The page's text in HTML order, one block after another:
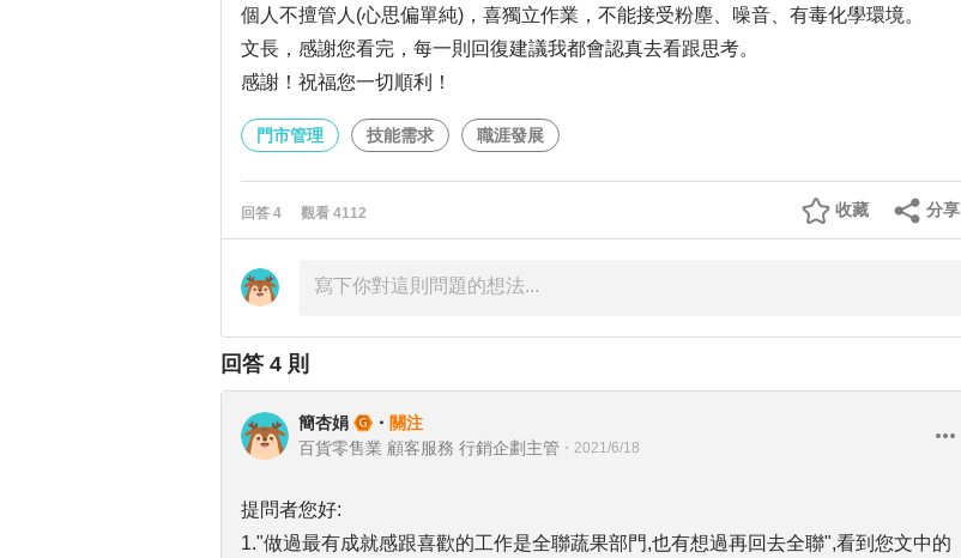
個人不擅管人(心思偏單純)，喜獨立作業，不能接受粉塵、噪音、有毒化學環境。
文長，感謝您看完，每一則回復建議我都會認真去看跟思考。
感謝！祝福您一切順利！
門市管理 技能需求 職涯發展
回答 4 觀看 4112 分享
收藏
回答 4 則
簡杏娟 ・ 關注
百貨零售業 顧客服務 行銷企劃主管 ・ 2021/6/18
提問者您好:
1."做過最有成就感跟喜歡的工作是全聯蔬果部門,也有想過再回去全聯",看到您文中的